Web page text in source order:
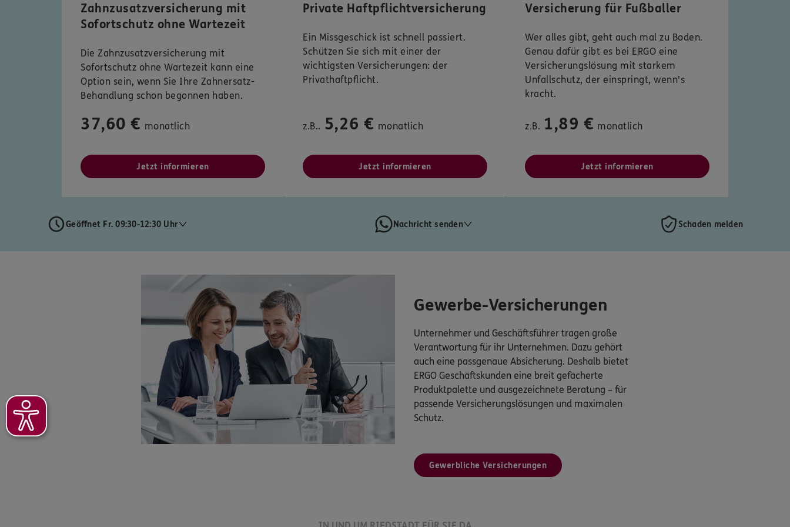
Zahnzusatzversicherung mit
Sofortschutz ohne Wartezeit
Die Zahnzusatzversicherung mit
Sofortschutz ohne Wartezeit kann eine
Option sein, wenn Sie Ihre Zahnersatz-
Behandlung schon begonnen haben.
37,60 € monatlich
Jetzt informieren
Private Haftpflichtversicherung
Ein Missgeschick ist schnell passiert.
Schützen Sie sich mit einer der
wichtigsten Versicherungen: der
Privathaftpflicht.
z.B.. 5,26 € monatlich
Jetzt informieren
Versicherung für Fußballer
Wer alles gibt, geht auch mal zu Boden.
Genau dafür gibt es bei ERGO eine
Versicherungslösung mit starkem
Unfallschutz, der einspringt, wenn's
kracht.
z.B. 1,89 € monatlich
Jetzt informieren
Geöffnet Fr. 09:30-12:30 Uhr Nachricht senden Schaden melden
Gewerbe-Versicherungen
Unternehmer und Geschäftsführer tragen große
Verantwortung für ihr Unternehmen. Dazu gehört
auch eine passgenaue Absicherung. Deshalb bietet
ERGO Geschäftskunden eine breit gefächerte
Produktpalette und ausgezeichnete Beratung – für
passende Versicherungslösungen und maximalen
Schutz.
Gewerbliche Versicherungen